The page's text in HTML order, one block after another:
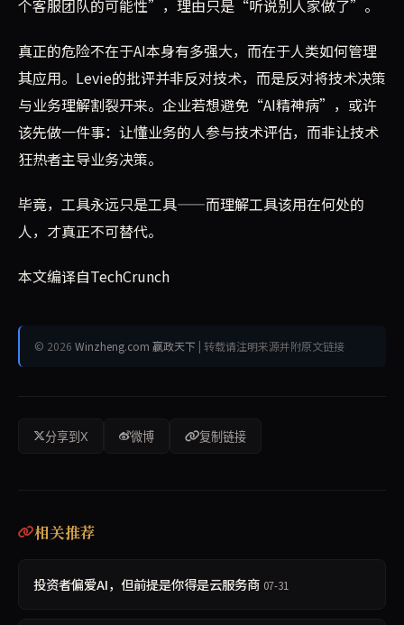
个客服团队的可能性”，理由只是“听说别人家做了”。
真正的危险不在于AI本身有多强大，而在于人类如何管理
其应用。Levie的批评并非反对技术，而是反对将技术决策
与业务理解割裂开来。企业若想避免“AI精神病”，或许
该先做一件事：让懂业务的人参与技术评估，而非让技术
狂热者主导业务决策。
毕竟，工具永远只是工具——而理解工具该用在何处的
人，才真正不可替代。
本文编译自TechCrunch
© 2026 Winzheng.com 赢政天下 | 转载请注明来源并附原文链接
分享到X 微博 复制链接
相关推荐
投资者偏爱AI，但前提是你得是云服务商 07-31